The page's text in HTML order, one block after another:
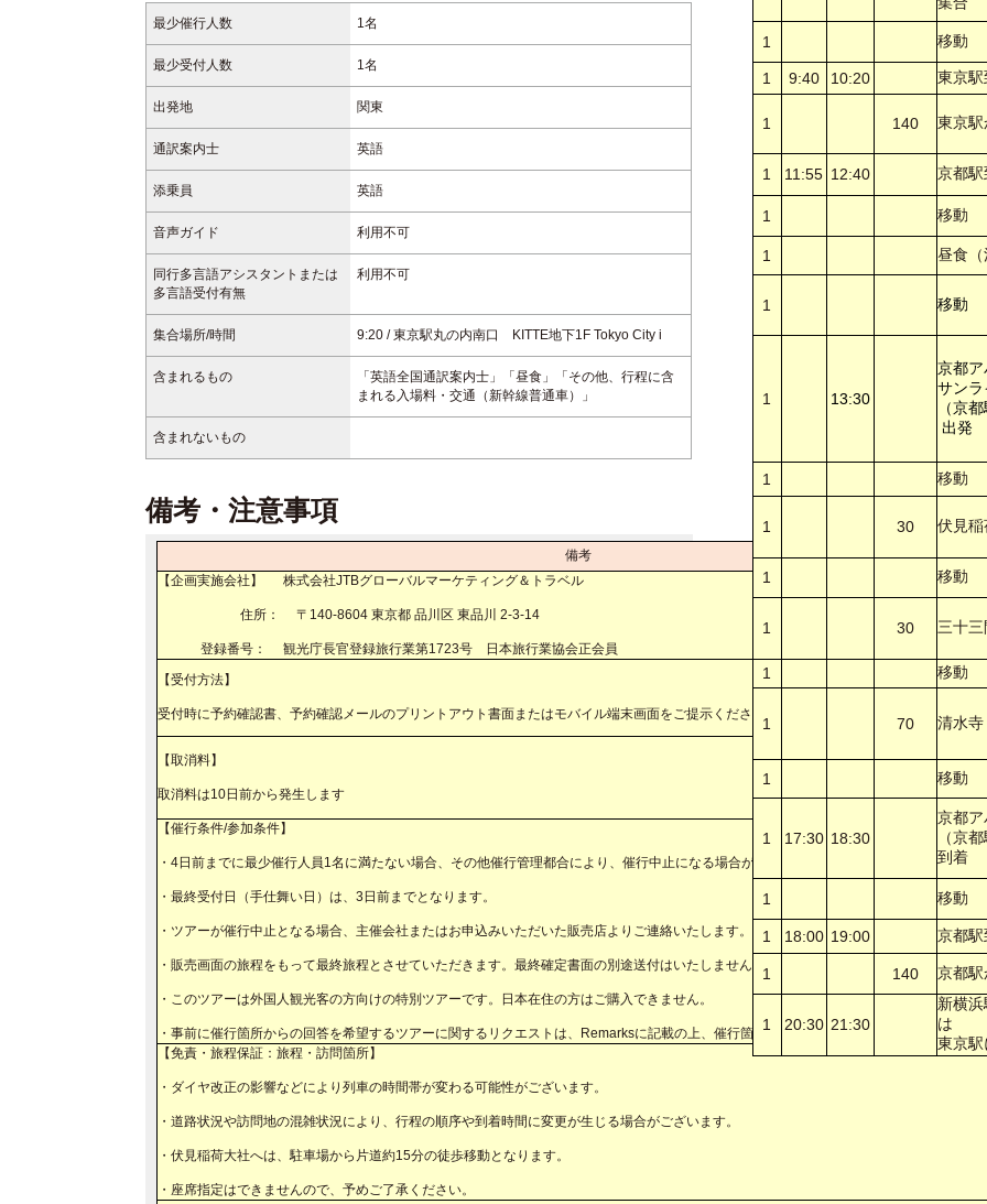
最少催行人数 1名
最少受付人数 1名
出発地 関東
通訳案内士 英語
添乗員 英語
音声ガイド 利用不可
同行多言語アシスタントまたは
多言語受付有無
利用不可
集合場所/時間 9:20 / 東京駅丸の内南口 KITTE地下1F Tokyo City i
含まれるもの
「英語全国通訳案内士」「昼食」「その他、行程に含
まれる入場料・交通（新幹線普通車）」
含まれないもの
備考・注意事項
備考
【企画実施会社】 株式会社JTBグローバルマーケティング＆トラベル
住所： 〒140-8604 東京都 品川区 東品川 2-3-14
登録番号： 観光庁長官登録旅行業第1723号 日本旅行業協会正会員
【受付方法】
受付時に予約確認書、予約確認メールのプリントアウト書面またはモバイル端末画面をご提示ください。
【取消料】
取消料は10日前から発生します
【催行条件/参加条件】
・4日前までに最少催行人員1名に満たない場合、その他催行管理都合により、催行中止になる場合があります。
・最終受付日（手仕舞い日）は、3日前までとなります。
・ツアーが催行中止となる場合、主催会社またはお申込みいただいた販売店よりご連絡いたします。
・販売画面の旅程をもって最終旅程とさせていただきます。最終確定書面の別途送付はいたしません。
・このツアーは外国人観光客の方向けの特別ツアーです。日本在住の方はご購入できません。
・事前に催行箇所からの回答を希望するツアーに関するリクエストは、Remarksに記載の上、催行箇所までご連絡ください。
【免責・旅程保証：旅程・訪問箇所】
・ダイヤ改正の影響などにより列車の時間帯が変わる可能性がございます。
・道路状況や訪問地の混雑状況により、行程の順序や到着時間に変更が生じる場合がございます。
・伏見稲荷大社へは、駐車場から片道約15分の徒歩移動となります。
・座席指定はできませんので、予めご了承ください。
1 移動
1 9:40 10:20 東京駅
1 140 東京
1 11:55 12:40 京都駅
1 移動
1 昼食
1 移動
1 13:30
京都
サン
（京
出発
1 移動
1 30 伏見
1 移動
1 30 三十
1 移動
1 70 清水寺
1 移動
1 17:30 18:30
京都
（京
到着
1 移動
1 18:00 19:00 京都駅
1 140 京都
1 20:30 21:30
新横
は
東京